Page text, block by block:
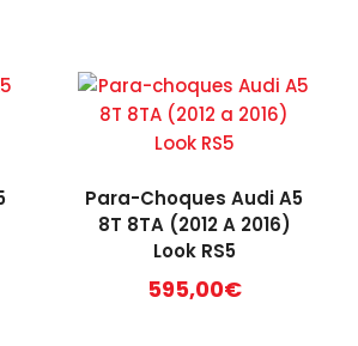
Para-Choques Audi A5
8T 8TA (2012 A 2016)
Look RS5
595,00€